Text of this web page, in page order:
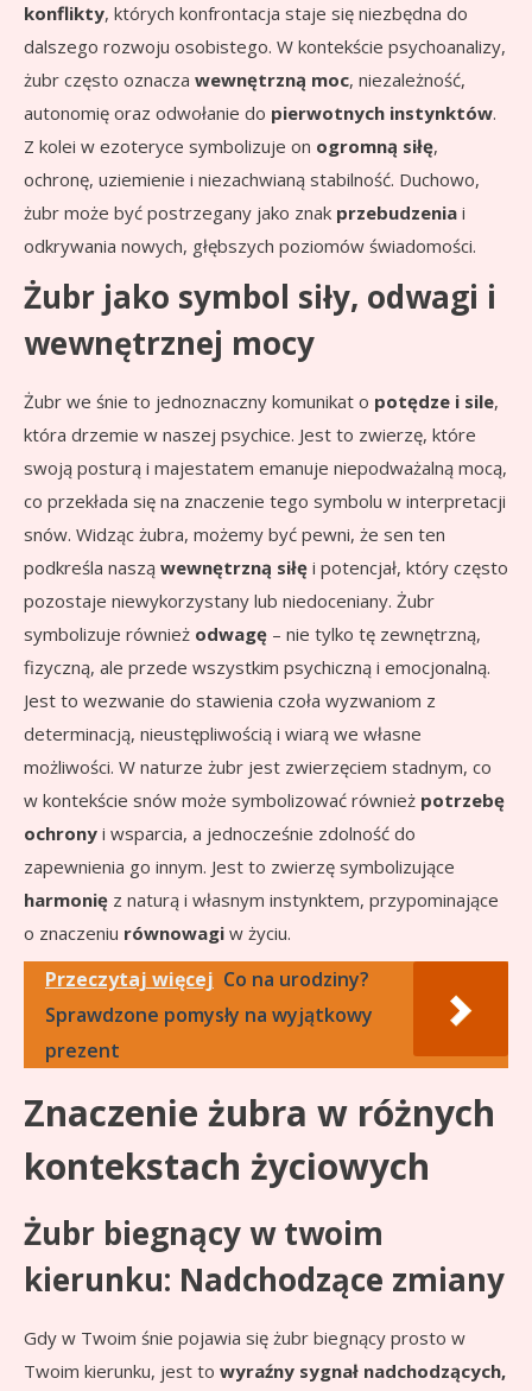
konflikty, których konfrontacja staje się niezbędna do
dalszego rozwoju osobistego. W kontekście psychoanalizy,
żubr często oznacza wewnętrzną moc, niezależność,
autonomię oraz odwołanie do pierwotnych instynktów.
Z kolei w ezoteryce symbolizuje on ogromną siłę,
ochronę, uziemienie i niezachwianą stabilność. Duchowo,
żubr może być postrzegany jako znak przebudzenia i
odkrywania nowych, głębszych poziomów świadomości.
Żubr jako symbol siły, odwagi i
wewnętrznej mocy
Żubr we śnie to jednoznaczny komunikat o potędze i sile,
która drzemie w naszej psychice. Jest to zwierzę, które
swoją posturą i majestatem emanuje niepodważalną mocą,
co przekłada się na znaczenie tego symbolu w interpretacji
snów. Widząc żubra, możemy być pewni, że sen ten
podkreśla naszą wewnętrzną siłę i potencjał, który często
pozostaje niewykorzystany lub niedoceniany. Żubr
symbolizuje również odwagę – nie tylko tę zewnętrzną,
fizyczną, ale przede wszystkim psychiczną i emocjonalną.
Jest to wezwanie do stawienia czoła wyzwaniom z
determinacją, nieustępliwością i wiarą we własne
możliwości. W naturze żubr jest zwierzęciem stadnym, co
w kontekście snów może symbolizować również potrzebę
ochrony i wsparcia, a jednocześnie zdolność do
zapewnienia go innym. Jest to zwierzę symbolizujące
harmonię z naturą i własnym instynktem, przypominające
o znaczeniu równowagi w życiu.
Przeczytaj więcej Co na urodziny?
Sprawdzone pomysły na wyjątkowy
prezent
Znaczenie żubra w różnych
kontekstach życiowych
Żubr biegnący w twoim
kierunku: Nadchodzące zmiany
Gdy w Twoim śnie pojawia się żubr biegnący prosto w
Twoim kierunku, jest to wyraźny sygnał nadchodzących,